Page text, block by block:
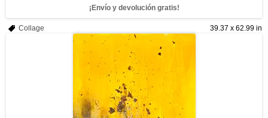
¡Envío y devolución gratis!
39.37 x 62.99 in
Collage